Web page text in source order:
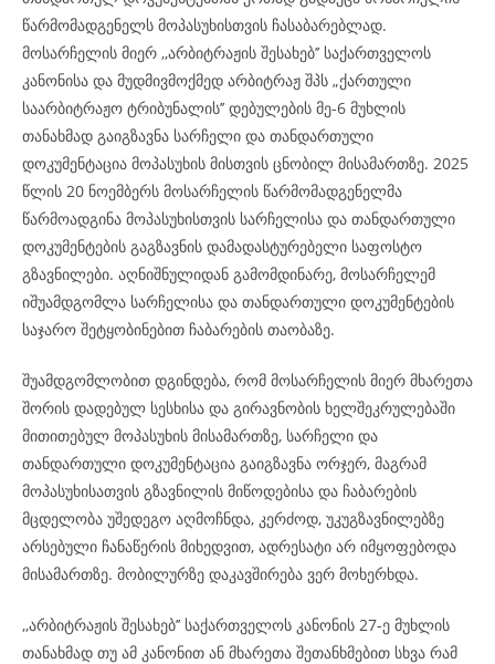
წარმომადგენელს მოპასუხისთვის ჩასაბარებლად.
მოსარჩელის მიერ ,,არბიტრაჟის შესახებ’’ საქართველოს
კანონისა და მუდმივმოქმედ არბიტრაჟ შპს „ქართული
საარბიტრაჟო ტრიბუნალის’’ დებულების მე-6 მუხლის
თანახმად გაიგზავნა სარჩელი და თანდართული
დოკუმენტაცია მოპასუხის მისთვის ცნობილ მისამართზე. 2025
წლის 20 ნოემბერს მოსარჩელის წარმომადგენელმა
წარმოადგინა მოპასუხისთვის სარჩელისა და თანდართული
დოკუმენტების გაგზავნის დამადასტურებელი საფოსტო
გზავნილები. აღნიშნულიდან გამომდინარე, მოსარჩელემ
იშუამდგომლა სარჩელისა და თანდართული დოკუმენტების
საჯარო შეტყობინებით ჩაბარების თაობაზე.
შუამდგომლობით დგინდება, რომ მოსარჩელის მიერ მხარეთა
შორის დადებულ სესხისა და გირავნობის ხელშეკრულებაში
მითითებულ მოპასუხის მისამართზე, სარჩელი და
თანდართული დოკუმენტაცია გაიგზავნა ორჯერ, მაგრამ
მოპასუხისათვის გზავნილის მიწოდებისა და ჩაბარების
მცდელობა უშედეგო აღმოჩნდა, კერძოდ, უკუგზავნილებზე
არსებული ჩანაწერის მიხედვით, ადრესატი არ იმყოფებოდა
მისამართზე. მობილურზე დაკავშირება ვერ მოხერხდა.
,,არბიტრაჟის შესახებ’’ საქართველოს კანონის 27-ე მუხლის
თანახმად თუ ამ კანონით ან მხარეთა შეთანხმებით სხვა რამ